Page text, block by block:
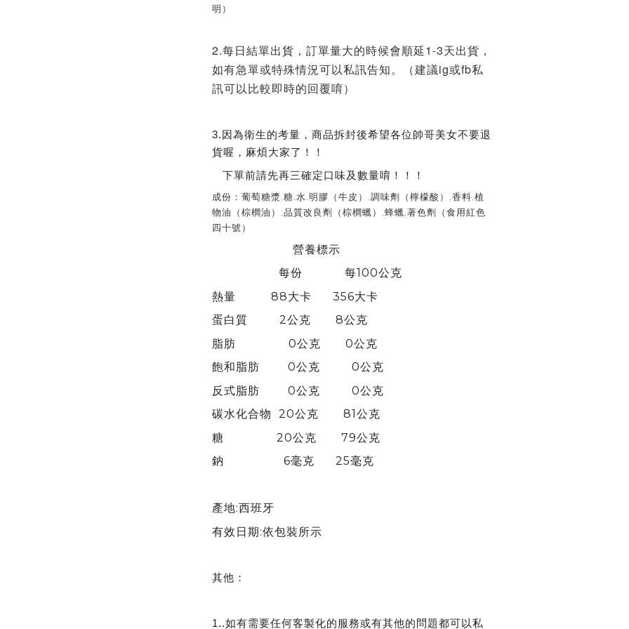
明）
2.每日結單出貨，訂單量大的時候會順延1-3天出貨，
如有急單或特殊情況可以私訊告知。（建議ig或fb私
訊可以比較即時的回覆唷）
3.因為衛生的考量，商品拆封後希望各位帥哥美女不要退
貨喔，麻煩大家了！！
下單前請先再三確定口味及數量唷！！！
成份：葡萄糖漿.糖.水.明膠（牛皮）.調味劑（檸檬酸）.香料.植
物油（棕櫚油）.品質改良劑（棕櫚蠟）.蜂蠟.著色劑（食用紅色
四十號）
營養標示
每份 每100公克
熱量 88大卡 356大卡
蛋白質 2公克 8公克
脂肪 0公克 0公克
飽和脂肪 0公克 0公克
反式脂肪 0公克 0公克
碳水化合物 20公克 81公克
糖 20公克 79公克
鈉 6毫克 25毫克
產地:西班牙
有效日期:依包裝所示
其他：
1..如有需要任何客製化的服務或有其他的問題都可以私